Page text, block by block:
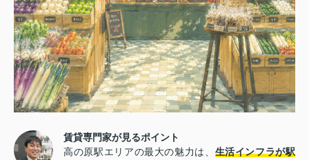
賃貸専門家が見るポイント
高の原駅エリアの最大の魅力は、 生活インフラが駅